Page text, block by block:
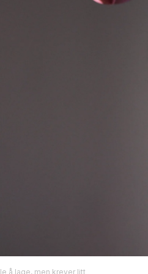
å lage, men krever litt